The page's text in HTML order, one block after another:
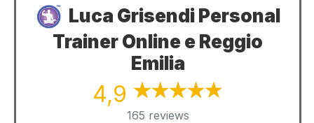
Luca Grisendi Personal
Trainer Online e Reggio
Emilia
4,9
165 reviews